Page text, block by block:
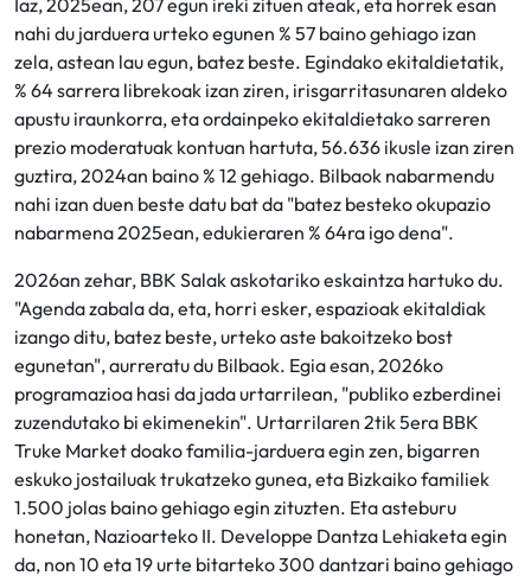
nahi du jarduera urteko egunen % 57 baino gehiago izan
zela, astean lau egun, batez beste. Egindako ekitaldietatik,
% 64 sarrera librekoak izan ziren, irisgarritasunaren aldeko
apustu iraunkorra, eta ordainpeko ekitaldietako sarreren
prezio moderatuak kontuan hartuta, 56.636 ikusle izan ziren
guztira, 2024an baino % 12 gehiago. Bilbaok nabarmendu
nahi izan duen beste datu bat da "batez besteko okupazio
nabarmena 2025ean, edukieraren % 64ra igo dena".
2026an zehar, BBK Salak askotariko eskaintza hartuko du.
"Agenda zabala da, eta, horri esker, espazioak ekitaldiak
izango ditu, batez beste, urteko aste bakoitzeko bost
egunetan", aurreratu du Bilbaok. Egia esan, 2026ko
programazioa hasi da jada urtarrilean, "publiko ezberdinei
zuzendutako bi ekimenekin". Urtarrilaren 2tik 5era BBK
Truke Market doako familia-jarduera egin zen, bigarren
eskuko jostailuak trukatzeko gunea, eta Bizkaiko familiek
1.500 jolas baino gehiago egin zituzten. Eta asteburu
honetan, Nazioarteko II. Developpe Dantza Lehiaketa egin
da, non 10 eta 19 urte bitarteko 300 dantzari baino gehiago